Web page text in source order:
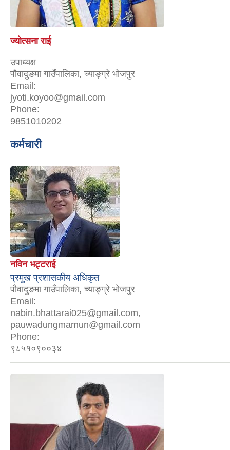
ज्योत्सना राई
उपाध्यक्ष
पौवादुङमा गाउँपालिका, च्याङ्ग्रे भोजपुर
Email:
jyoti.koyoo@gmail.com
Phone:
9851010202
कर्मचारी
नविन भट्टराई
प्रमुख प्रशासकीय अधिकृत
पौवादुङमा गाउँपालिका, च्याङ्ग्रे भोजपुर
Email:
nabin.bhattarai025@gmail.com,
pauwadungmamun@gmail.com
Phone:
९८५१०९००३४